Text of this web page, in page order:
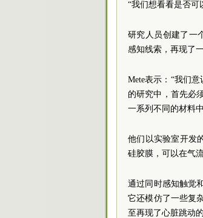
“我们想看看是否可
研究人员创建了一
感知线索，再现了
Mete表示：“我们
的研究中，首先必
一系列不同的材料
他们以实验室开发
硅胶膜，可以在气
通过同时感知触觉
它还模仿了一些复
至再现了心脏跳动